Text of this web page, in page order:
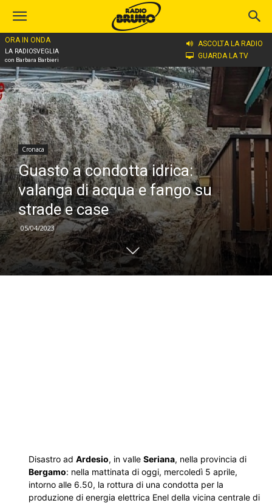
ORA IN ONDA
LA RADIOSVEGLIA
con Barbara Barbieri
ASCOLTA LA RADIO
GUARDA LA TV
Home
Cronaca
Guasto a condotta idrica:
valanga di acqua e fango su
strade e case
05/04/2023
Disastro ad Ardesio, in valle Seriana, nella provincia di
Bergamo: nella mattinata di oggi, mercoledì 5 aprile,
intorno alle 6.50, la rottura di una condotta per la
produzione di energia elettrica Enel della vicina centrale di